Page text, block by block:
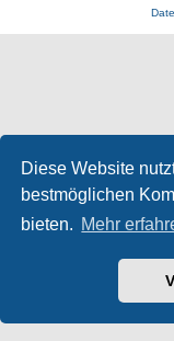
Diese Website
bestmöglichen
bieten. Mehr